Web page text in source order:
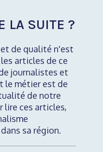
LA SUITE ?
de qualité n'est
articles de ce
journalistes et
le métier est de
de notre
lire ces articles,
sa région.